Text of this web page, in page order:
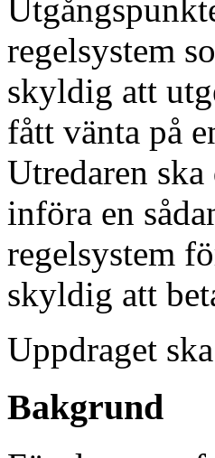
regelsystem
skyldig att
fått vänta på
Utredaren
införa en
regelsystem
skyldig att
Uppdraget
Bakgrund